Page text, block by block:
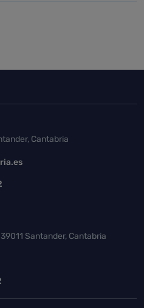
página
Cantabria
Santander, Cantabria